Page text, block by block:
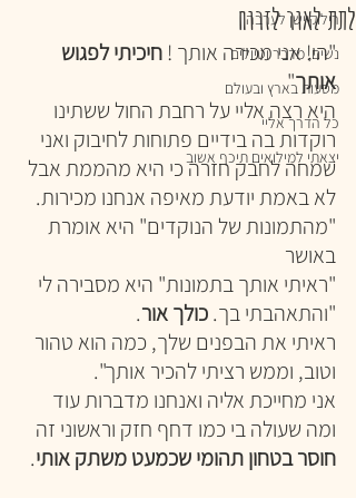
רילוקיישן לערבה
נשים, מדבר וטיולים
מסעות בארץ ובעולם
כל הדרך אליי
יצאתי למילואים תיכף אשוב
לתת לאור לזרוח
"הי! אני מכירה אותך ! חיכיתי לפגוש
אותך"
היא רצה אליי על רחבת החול ששתינו
רוקדות בה בידיים פתוחות לחיבוק ואני
שמחה לחבק חזרה כי היא מהממת אבל
לא באמת יודעת מאיפה אנחנו מכירות.
"מהתמונות של הנוקדים" היא אומרת
באושר
"ראיתי אותך בתמונות" היא מסבירה לי
"והתאהבתי בך. כולך אור.
ראיתי את הבפנים שלך, כמה הוא טהור
וטוב, וממש רציתי להכיר אותך".
אני מחייכת אליה ואנחנו מדברות עוד
ומה שעולה בי כמו דחף חזק וראשוני זה
חוסר בטחון תהומי שכמעט משתק אותי.